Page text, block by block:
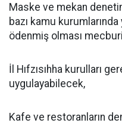
Maske ve mekan
bazı kamu
ödenmiş olması
İl Hıfzısıhha kurulları
uygulayabilecek,
Kafe ve restoranların